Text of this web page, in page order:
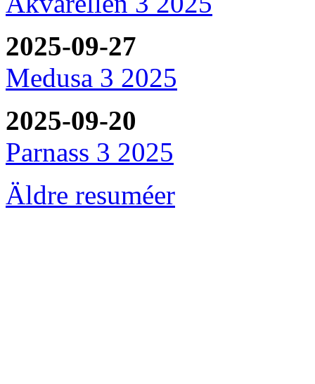
2025-09-27
Medusa 3 2025
2025-09-20
Parnass 3 2025
Äldre resuméer